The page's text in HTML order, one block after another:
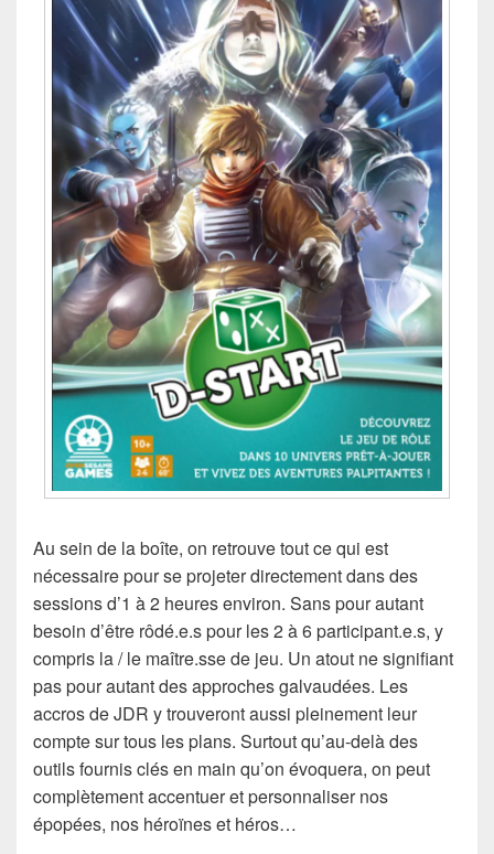
Au sein de la boîte, on retrouve tout ce qui est
nécessaire pour se projeter directement dans des
sessions d’1 à 2 heures environ. Sans pour autant
besoin d’être rôdé.e.s pour les 2 à 6 participant.e.s, y
compris la / le maître.sse de jeu. Un atout ne signifiant
pas pour autant des approches galvaudées. Les
accros de JDR y trouveront aussi pleinement leur
compte sur tous les plans. Surtout qu’au-delà des
outils fournis clés en main qu’on évoquera, on peut
complètement accentuer et personnaliser nos
épopées, nos héroïnes et héros…